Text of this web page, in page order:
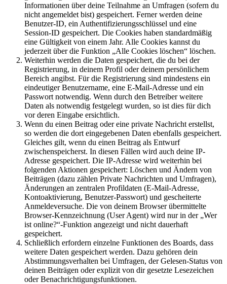
Informationen über deine Teilnahme an Umfragen (sofern du
nicht angemeldet bist) gespeichert. Ferner werden deine
Benutzer-ID, ein Authentifizierungsschlüssel und eine
Session-ID gespeichert. Die Cookies haben standardmäßig
eine Gültigkeit von einem Jahr. Alle Cookies kannst du
jederzeit über die Funktion „Alle Cookies löschen“ löschen.
Weiterhin werden die Daten gespeichert, die du bei der
Registrierung, in deinem Profil oder deinem persönlichem
Bereich angibst. Für die Registrierung sind mindestens ein
eindeutiger Benutzername, eine E-Mail-Adresse und ein
Passwort notwendig. Wenn durch den Betreiber weitere
Daten als notwendig festgelegt wurden, so ist dies für dich
vor deren Eingabe ersichtlich.
Wenn du einen Beitrag oder eine private Nachricht erstellst,
so werden die dort eingegebenen Daten ebenfalls gespeichert.
Gleiches gilt, wenn du einen Beitrag als Entwurf
zwischenspeicherst. In diesen Fällen wird auch deine IP-
Adresse gespeichert. Die IP-Adresse wird weiterhin bei
folgenden Aktionen gespeichert: Löschen und Ändern von
Beiträgen (dazu zählen Private Nachrichten und Umfragen),
Änderungen an zentralen Profildaten (E-Mail-Adresse,
Kontoaktivierung, Benutzer-Passwort) und gescheiterte
Anmeldeversuche. Die von deinem Browser übermittelte
Browser-Kennzeichnung (User Agent) wird nur in der „Wer
ist online?“-Funktion angezeigt und nicht dauerhaft
gespeichert.
Schließlich erfordern einzelne Funktionen des Boards, dass
weitere Daten gespeichert werden. Dazu gehören dein
Abstimmungsverhalten bei Umfragen, der Gelesen-Status von
deinen Beiträgen oder explizit von dir gesetzte Lesezeichen
oder Benachrichtigungsfunktionen.